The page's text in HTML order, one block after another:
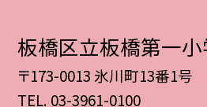
板橋区立板橋第一
〒173-0013 氷川町13番1号
TEL. 03-3961-0100